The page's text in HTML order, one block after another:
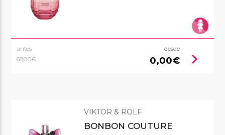
antes
68,00€
desde
0,00€ chevron_right
VIKTOR & ROLF
BONBON COUTURE